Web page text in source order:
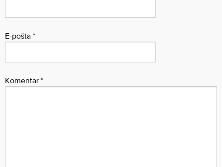
E-pošta *
Komentar *